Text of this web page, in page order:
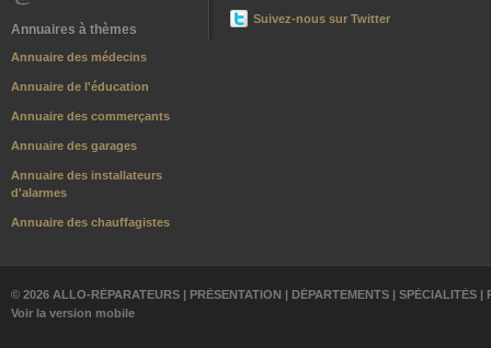
Annuaires à thèmes
Annuaire des médecins
Annuaire de l'éducation
Annuaire des commerçants
Annuaire des garages
Annuaire des installateurs
d'alarmes
Annuaire des chauffagistes
Suivez-nous sur Twitter
© 2026 ALLO-RÉPARATEURS | PRÉSENTATION | DÉPARTEMENTS | SPÉCIALITÉS |
Voir la version mobile